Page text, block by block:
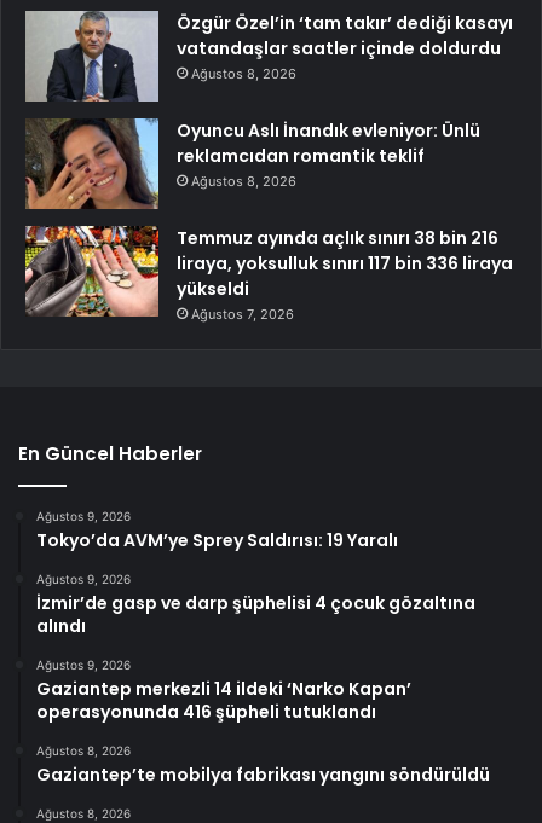
Özgür Özel’in ‘tam takır’ dediği kasayı
vatandaşlar saatler içinde doldurdu
Ağustos 8, 2026
Oyuncu Aslı İnandık evleniyor: Ünlü
reklamcıdan romantik teklif
Ağustos 8, 2026
Temmuz ayında açlık sınırı 38 bin 216
liraya, yoksulluk sınırı 117 bin 336 liraya
yükseldi
Ağustos 7, 2026
En Güncel Haberler
Ağustos 9, 2026
Tokyo’da AVM’ye Sprey Saldırısı: 19 Yaralı
Ağustos 9, 2026
İzmir’de gasp ve darp şüphelisi 4 çocuk gözaltına
alındı
Ağustos 9, 2026
Gaziantep merkezli 14 ildeki ‘Narko Kapan’
operasyonunda 416 şüpheli tutuklandı
Ağustos 8, 2026
Gaziantep’te mobilya fabrikası yangını söndürüldü
Ağustos 8, 2026